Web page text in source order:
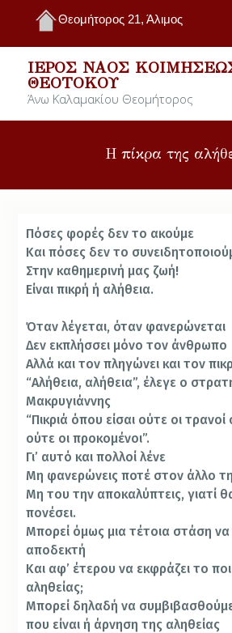
Θεομήτορος 21, Άλιμος
ΙΕΡΌΣ ΝΑΌΣ
ΘΕΟΤΌΚΟΥ
Άνω Καλαμακίου Θεομήτορος
Η πίκρα της
Πόσες φορές δεν το ακούμε
Και πόσες δεν το
Στην καθημερινή μας ζωή!
Είναι πικρή ή αλήθεια.
Όταν λέ­γεται, όταν φανερώνεται
Δεν εκπλήσ­σει μόνο τον άνθρωπο
Αλλά και τον πληγώνει και τον
“Αλήθεια, αλήθεια”, έλεγε ο
Μακρυγιάννης
“Πικριά όπου είσαι ούτε οι
ούτε οι προκομένοι”.
Γι’ αυτό και πολλοί λένε
Μη φανερώνεις ποτέ στον άλλο
Μη του την αποκαλύπτεις, γιατί
πονέσει.
Μπορεί όμως μια τέτοια στάση να
αποδεκτή
Και αφ’ έτερου να εκφράζει το
αληθείας;
Μπορεί δηλαδή να
που είναι ή άρνηση της αληθείας